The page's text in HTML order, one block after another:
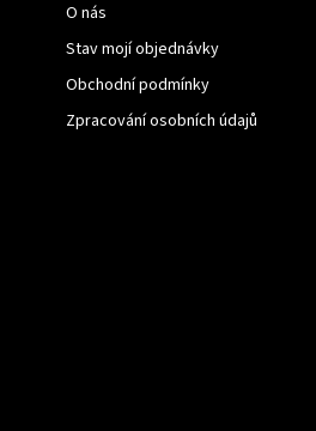
O nás
Stav mojí objednávky
Obchodní podmínky
Zpracování osobních údajů